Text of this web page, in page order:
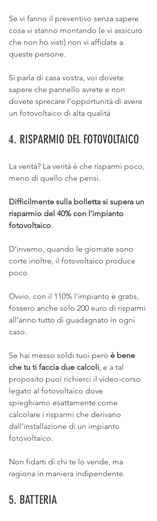
Se vi fanno il preventivo senza sapere
cosa vi stanno montando (e vi assicuro
che non ho visti) non vi affidate a
queste persone.
Si parla di casa vostra, voi dovete
sapere che pannello avrete e non
dovete sprecare l’opportunità di avere
un fotovoltaico di alta qualità
4. RISPARMIO DEL FOTOVOLTAICO
La verità? La verità è che risparmi poco,
meno di quello che pensi.
Difficilmente sulla bolletta si supera un
risparmio del 40% con l’impianto
fotovoltaico.
D’inverno, quando le giornate sono
corte inoltre, il fotovoltaico produce
poco.
Ovvio, con il 110% l’impianto è gratis,
fossero anche solo 200 euro di risparmi
all’anno tutto di guadagnato in ogni
caso.
Se hai messo soldi tuoi però è bene
che tu ti faccia due calcoli , e a tal
proposito puoi richierci il video-corso
legato al fotovoltaico dove
spieghiamo esattamente come
calcolare i risparmi che derivano
dall’installazione di un impianto
fotovoltaico.
Non fidarti di chi te lo vende, ma
ragiona in maniera indipendente.
5. BATTERIA